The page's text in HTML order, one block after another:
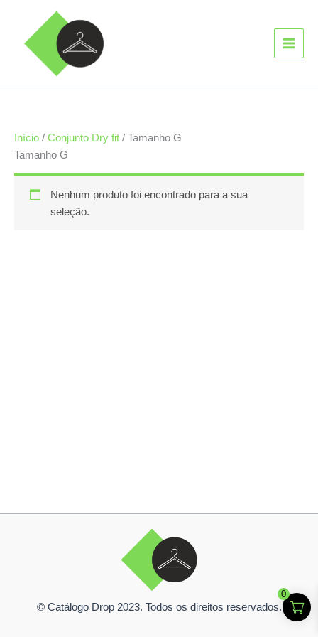
conteúdo
Início / Conjunto Dry fit / Tamanho G
Tamanho G
Nenhum produto foi encontrado para a sua
seleção.
© Catálogo Drop 2023. Todos os direitos reservados.
0